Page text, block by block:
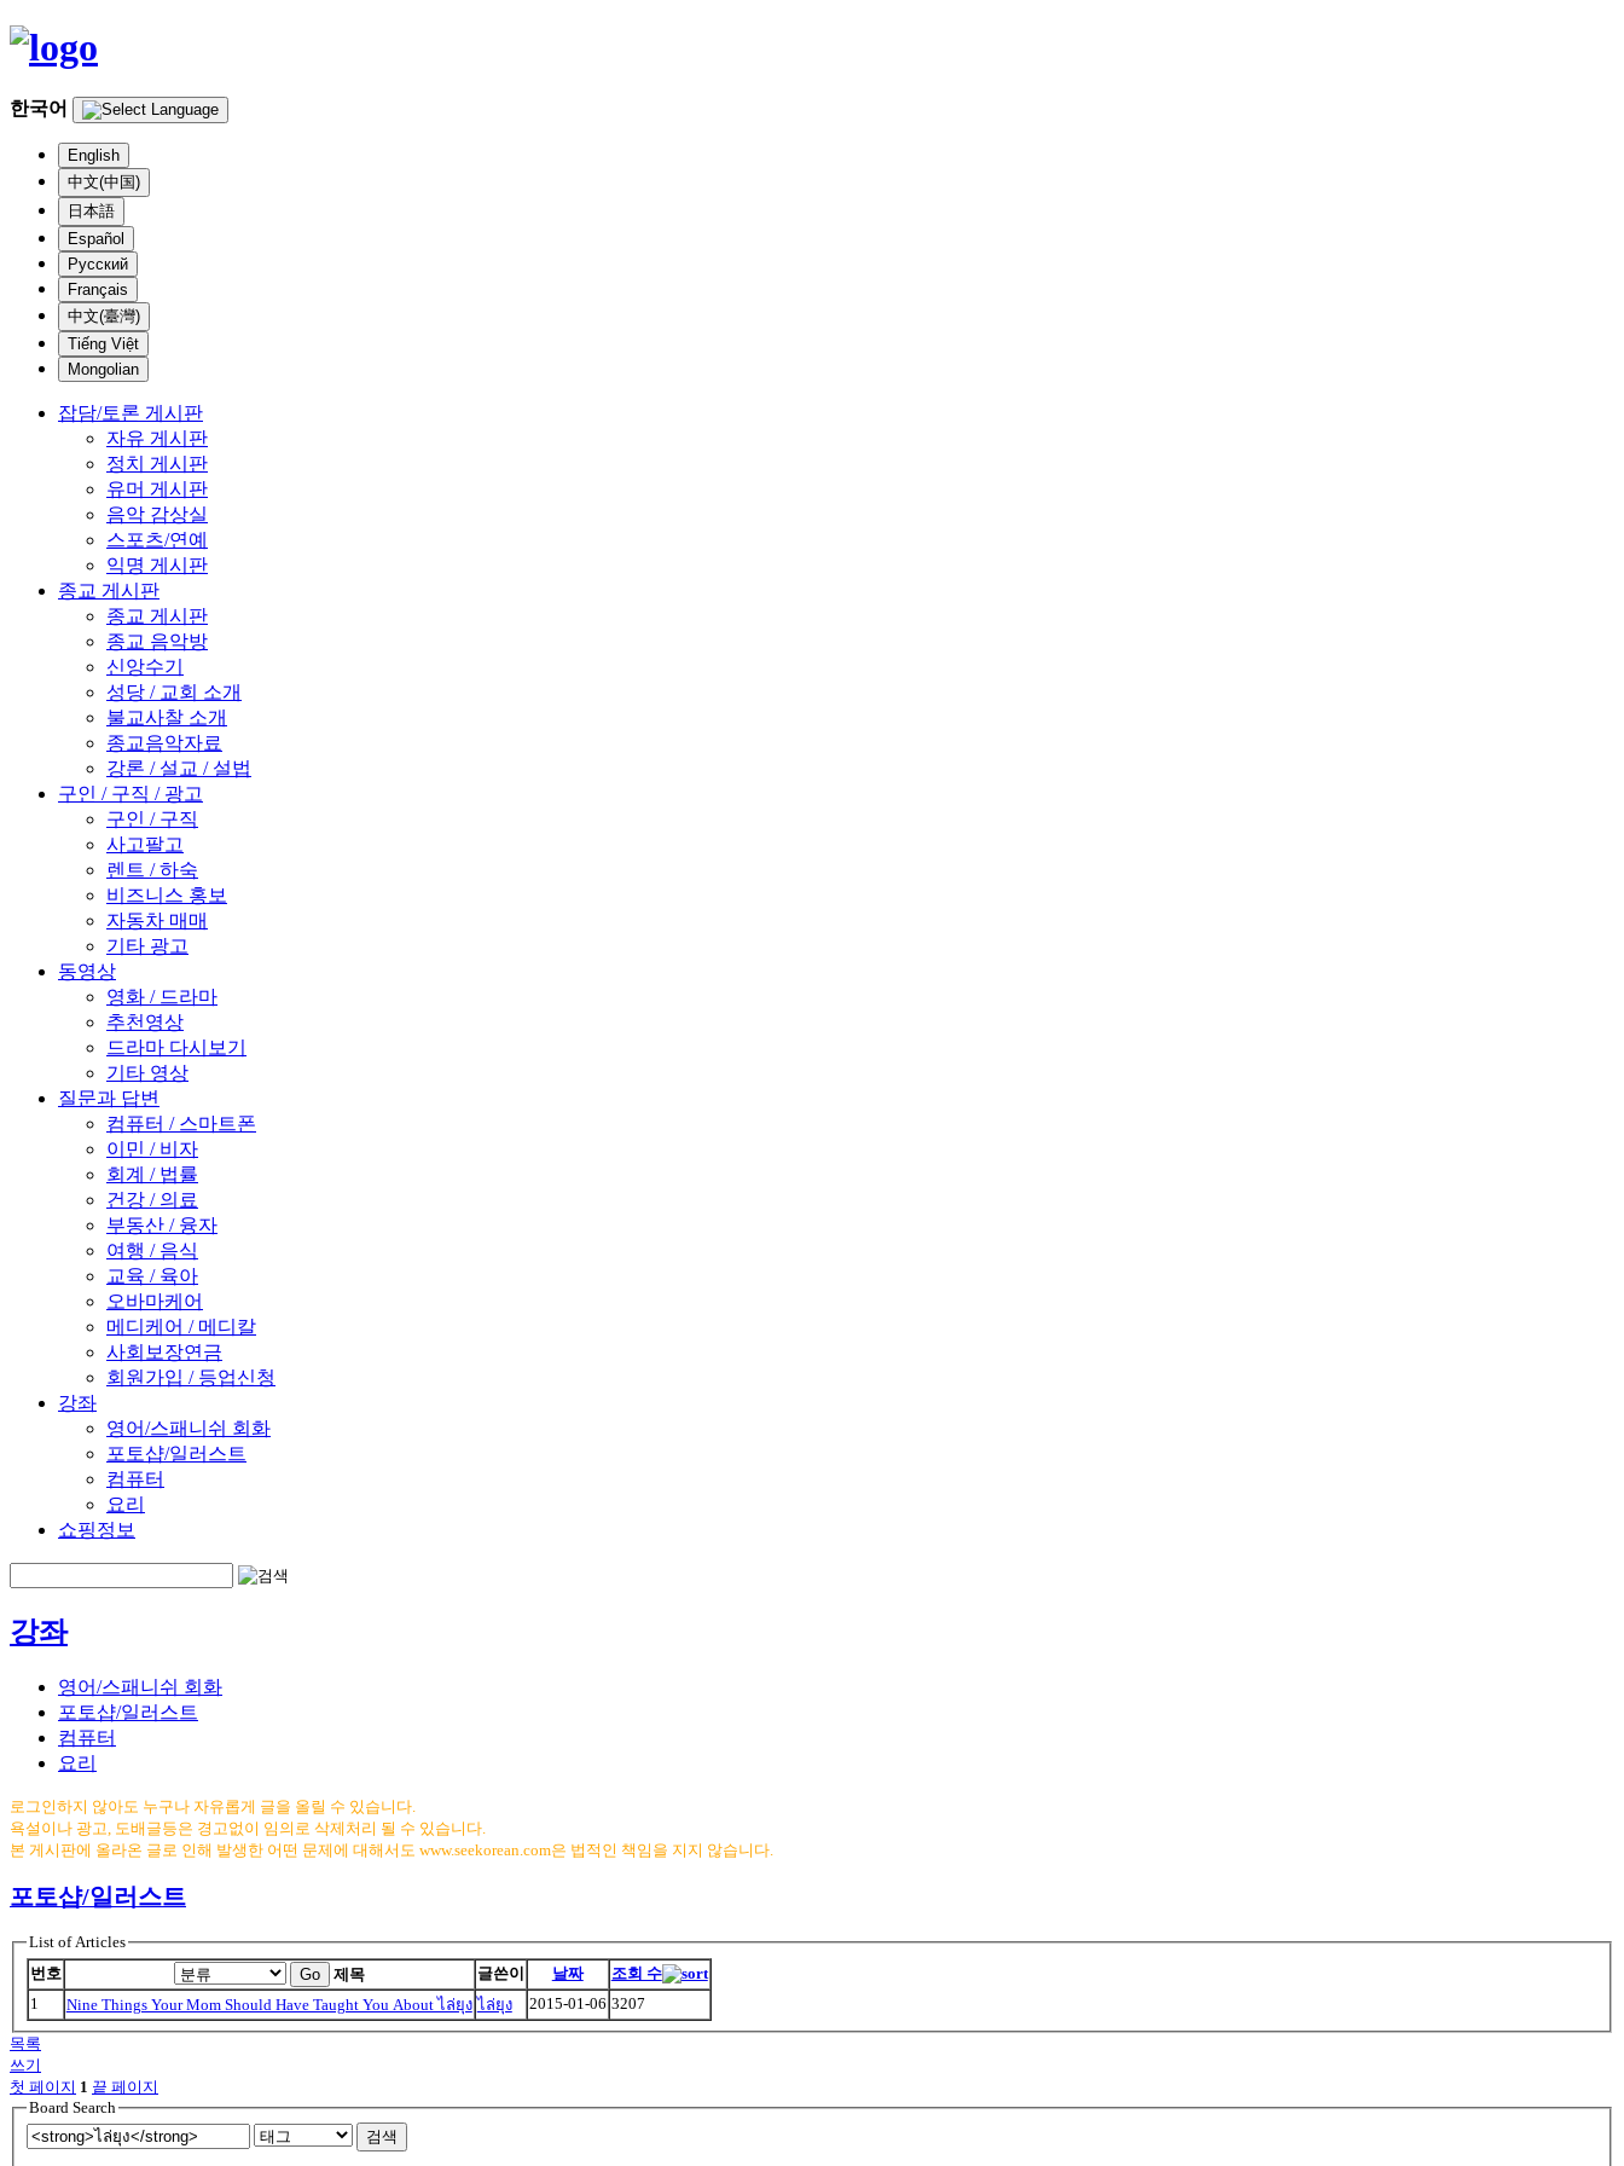
한국어
English
中文(中国)
日本語
Español
Русский
Français
中文(臺灣)
Tiếng Việt
Mongolian
잡담/토론 게시판
자유 게시판
정치 게시판
유머 게시판
음악 감상실
스포츠/연예
익명 게시판
종교 게시판
종교 게시판
종교 음악방
신앙수기
성당 / 교회 소개
불교사찰 소개
종교음악자료
강론 / 설교 / 설법
구인 / 구직 / 광고
구인 / 구직
사고팔고
렌트 / 하숙
비즈니스 홍보
자동차 매매
기타 광고
동영상
영화 / 드라마
추천영상
드라마 다시보기
기타 영상
질문과 답변
컴퓨터 / 스마트폰
이민 / 비자
회계 / 법률
건강 / 의료
부동산 / 융자
여행 / 음식
교육 / 육아
오바마케어
메디케어 / 메디칼
사회보장연금
회원가입 / 등업신청
강좌
영어/스패니쉬 회화
포토샵/일러스트
컴퓨터
요리
쇼핑정보
강좌
영어/스패니쉬 회화
포토샵/일러스트
컴퓨터
요리
로그인하지 않아도 누구나 자유롭게 글을 올릴 수 있습니다.
욕설이나 광고, 도배글등은 경고없이 임의로 삭제처리 될 수 있습니다.
본 게시판에 올라온 글로 인해 발생한 어떤 문제에 대해서도 www.seekorean.com은 법적인 책임을 지지 않습니다.
포토샵/일러스트
List of Articles
번호
Go 제목 글쓴이 날짜
조회 수
1
Nine Things Your Mom Should Have Taught You About ไล่ยุง ไล่ยุง 2015-01-06 3207
목록
쓰기
첫 페이지 1 끝 페이지
Board Search
검색